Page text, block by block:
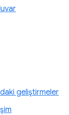
geliştirmeler